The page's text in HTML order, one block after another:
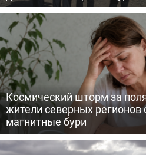
Космический шторм за
жители северных
магнитные бури